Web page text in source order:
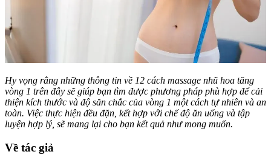
Hy vọng rằng những thông tin về 12 cách massage nhũ hoa tăng
vòng 1 trên đây sẽ giúp bạn tìm được phương pháp phù hợp để cải
thiện kích thước và độ săn chắc của vòng 1 một cách tự nhiên và an
toàn. Việc thực hiện đều đặn, kết hợp với chế độ ăn uống và tập
luyện hợp lý, sẽ mang lại cho bạn kết quả như mong muốn.
Về tác giả